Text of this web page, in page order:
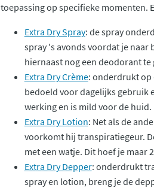
toepassing op specifieke momenten.
Extra Dry Spray: de spray
spray 's avonds voordat je naar
hiernaast nog een deodorant
Extra Dry Crème: onderdrukt op
bedoeld voor dagelijks gebruik
werking en is mild voor de huid.
Extra Dry Lotion: Net als de
voorkomt hij transpiratiegeur.
met een watje. Dit hoef je maar
Extra Dry Depper: onderdrukt
spray en lotion, breng je de